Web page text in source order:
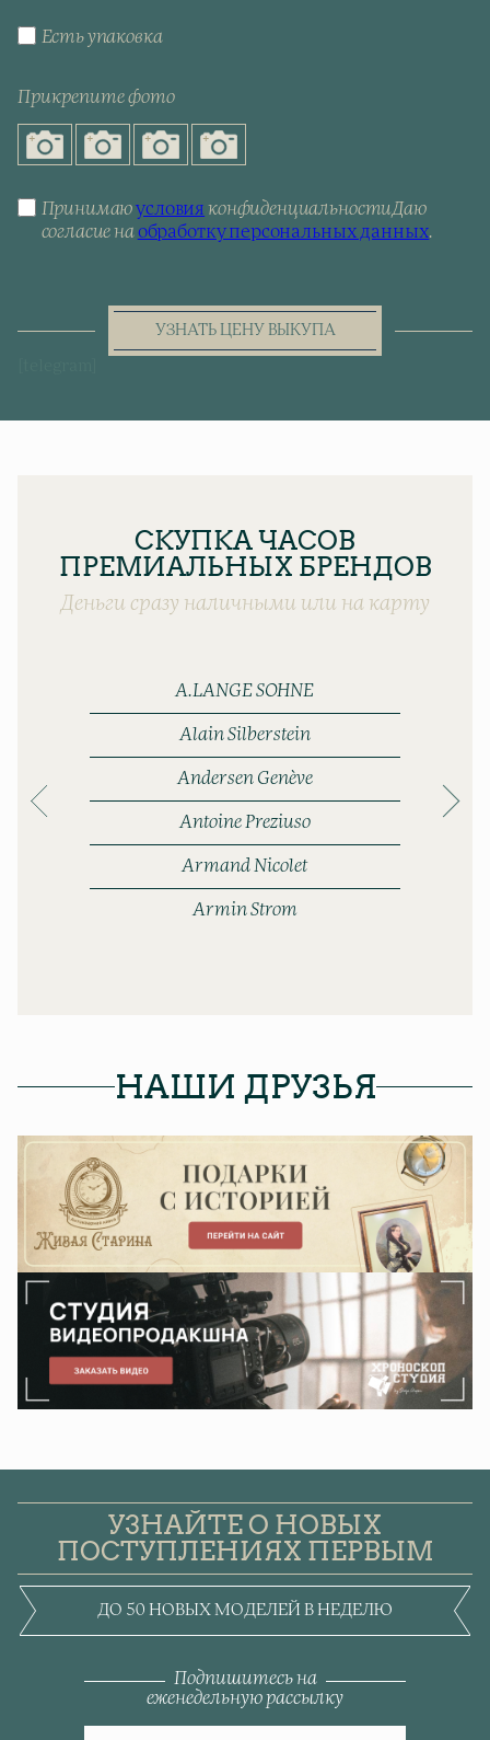
Есть упаковка
Прикрепите фото
Принимаюусловия конфиденциальностиДаю
согласие наобработку персональных данных.
УЗНАТЬ ЦЕНУ ВЫКУПА
СКУПКА ЧАСОВ
ПРЕМИАЛЬНЫХ БРЕНДОВ
Деньги сразу наличными или на карту
A.LANGE SOHNE
Alain Silberstein
Andersen Genève
Antoine Preziuso
Armand Nicolet
Armin Strom
НАШИ ДРУЗЬЯ
УЗНАЙТЕ О НОВЫХ
ПОСТУПЛЕНИЯХ ПЕРВЫМ
ДО 50 НОВЫХ МОДЕЛЕЙ В НЕДЕЛЮ
Подпишитесь на
еженедельную рассылку